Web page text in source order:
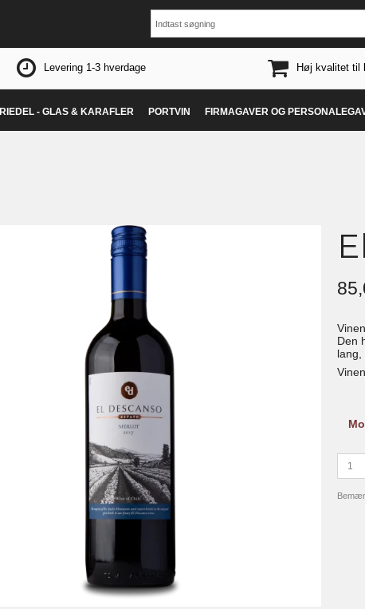
Levering 1-3 hverdage Høj kvalitet til
RIEDEL - GLAS & KARAFLER PORTVIN FIRMAGAVER OG
Den
lang,